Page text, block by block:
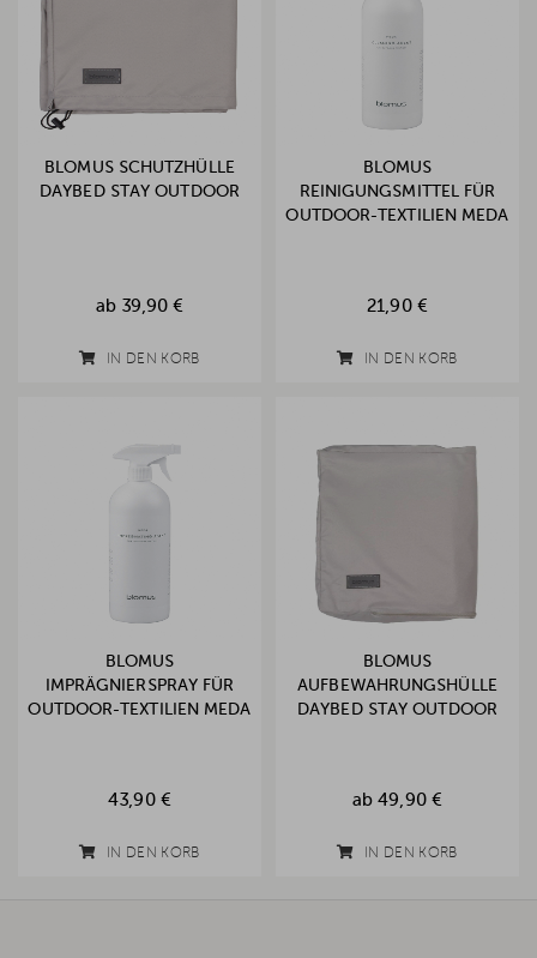
BLOMUS SCHUTZHÜLLE
DAYBED STAY OUTDOOR
ab 39,90 €
IN DEN KORB
BLOMUS
REINIGUNGSMITTEL FÜR
OUTDOOR-TEXTILIEN MEDA
21,90 €
IN DEN KORB
BLOMUS
IMPRÄGNIERSPRAY FÜR
OUTDOOR-TEXTILIEN MEDA
43,90 €
IN DEN KORB
BLOMUS
AUFBEWAHRUNGSHÜLLE
DAYBED STAY OUTDOOR
ab49,90 €
IN DEN KORB